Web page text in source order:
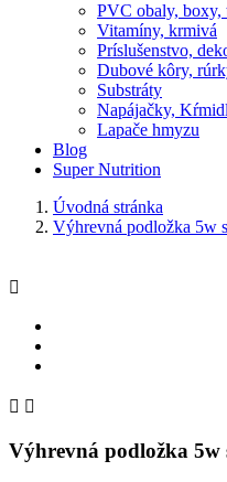
PVC obaly, boxy,
Vitamíny, krmivá
Príslušenstvo,
Dubové kôry,
Substráty
Napájačky,
Lapače hmyzu
Blog
Super Nutrition
Úvodná stránka
Výhrevná podložka 5w

 
Výhrevná podložka 5w